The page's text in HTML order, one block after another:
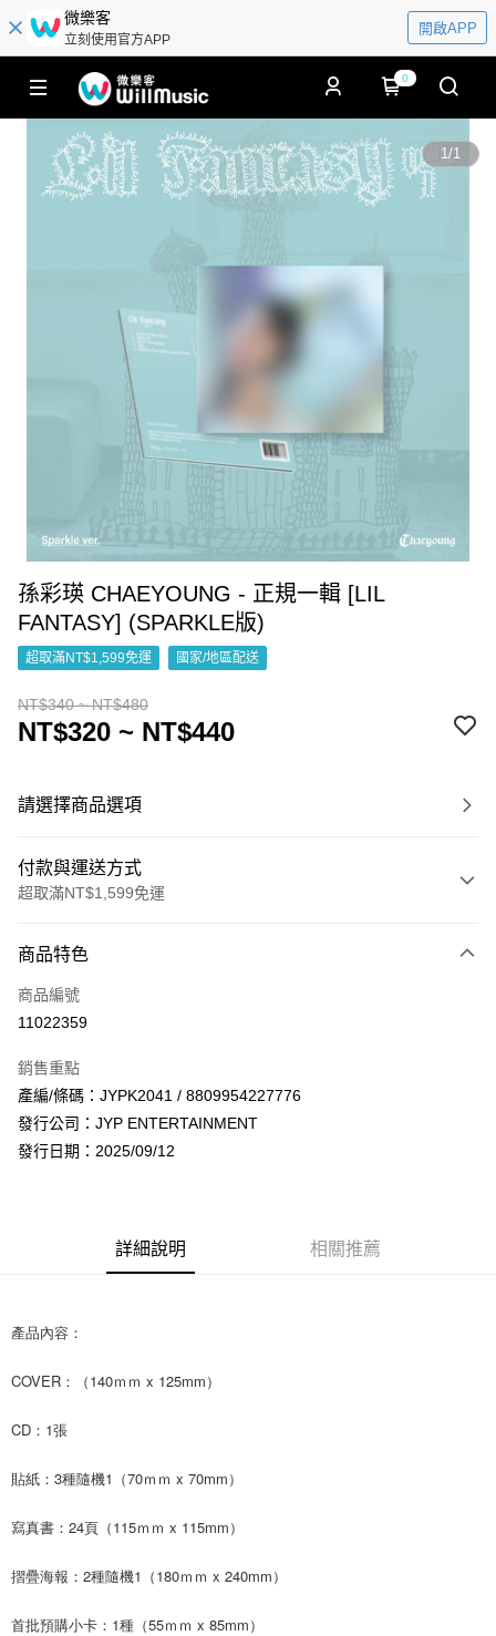
微樂客
立刻使用官方APP
開啟APP
0
1/1
孫彩瑛 CHAEYOUNG - 正規一輯 [LIL
FANTASY] (SPARKLE版)
超取滿NT$1,599免運 國家/地區配送
NT$340 ~ NT$480
NT$320 ~ NT$440
請選擇商品選項
付款與運送方式
超取滿NT$1,599免運
信用卡一次付款
超商取貨付款
Apple Pay
街口支付
１．簡單：不需註冊會員、不需綁卡、不需儲值。
２．便利：只要手機號碼，簡訊認證，即可結帳。
１．於結帳方式選擇「AFTEE先享後付」後，將跳轉至「AFTEE先享後付」
３．收到繳費通知簡訊後14天內，點擊此簡訊中的連結，可透過四大超商／
※ 請注意：結帳手續完成當下不需立刻繳費，但若您需要取消訂單，請聯絡
※ 交易是否成功請以「AFTEE先享後付 」之結帳頁面顯示為準，若有關於
客戶支援中心」https://netprotections.freshdesk.com/support/home
運送方式
全家取貨付款
付款後全家取貨
每筆NT$60，滿NT$1,599(含以上)免運費
付款後7-11取貨
每筆NT$60，滿NT$1,599(含以上)免運費
商品特色
商品編號
11022359
銷售重點
產編/條碼：JYPK2041 / 8809954227776
發行公司：JYP ENTERTAINMENT
發行日期：2025/09/12
詳細說明 相關推薦
產品內容：
COVER：（140ｍｍ x 125mm）
CD：1張
貼紙：3種隨機1（70ｍｍ x 70mm）
寫真書：24頁（115ｍｍ x 115mm）
摺疊海報：2種隨機1（180ｍｍ x 240mm）
首批預購小卡：1種（55ｍｍ x 85mm）